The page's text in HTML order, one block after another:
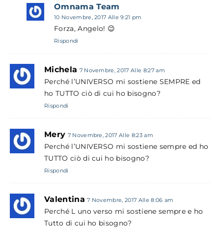
Omnama Team
10 Novembre, 2017 Alle 9:21 pm
Forza, Angelo! 😉
Rispondi
Michela 7 Novembre, 2017 Alle 8:27 am
Perché l’UNIVERSO mi sostiene SEMPRE ed
ho TUTTO ciò di cui ho bisogno?
Rispondi
Mery 7 Novembre, 2017 Alle 8:23 am
Perché l’UNIVERSO mi sostiene sempre ed ho
TUTTO ciò di cui ho bisogno?
Rispondi
Valentina 7 Novembre, 2017 Alle 8:06 am
Perché L uno verso mi sostiene sempre e ho
Tutto di cui ho bisogno?